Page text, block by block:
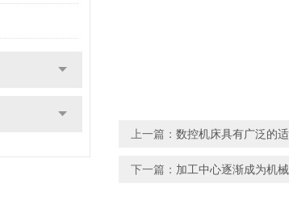
上一篇： 数控机床具有广泛的
下一篇： 加工中心逐渐成为机